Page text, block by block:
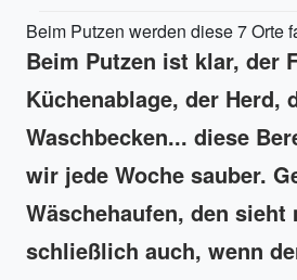
Beim Putzen werden diese 7 Orte
Beim Putzen ist klar, der
Küchenablage, der Herd,
Waschbecken... diese
wir jede Woche sauber.
Wäschehaufen, den sieht
schließlich auch, wenn